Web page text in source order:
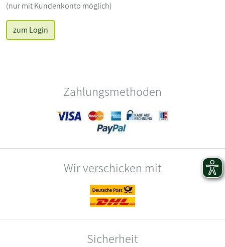
(nur mit Kundenkonto möglich)
zum Login
Zahlungsmethoden
Wir verschicken mit
Sicherheit